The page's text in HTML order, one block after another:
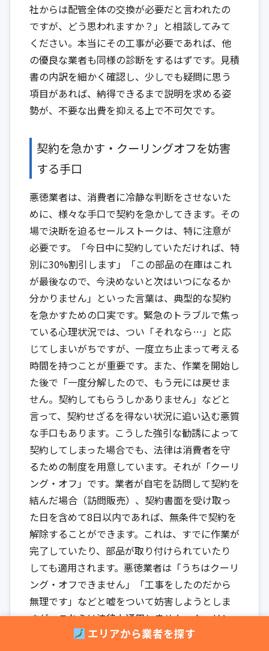
社からは配管全体の交換が必要だと言われたの
ですが、どう思われますか？」と相談してみて
ください。本当にその工事が必要であれば、他
の優良な業者も同様の診断をするはずです。見積
書の内訳を細かく確認し、少しでも疑問に思う
項目があれば、納得できるまで説明を求める姿
勢が、不要な出費を抑える上で不可欠です。
契約を急かす・クーリングオフを妨害
する手口
悪徳業者は、消費者に冷静な判断をさせないた
めに、様々な手口で契約を急かしてきます。その
場で決断を迫るセールストークは、特に注意が
必要です。「今日中に契約していただければ、特
別に30%割引します」「この部品の在庫はこれ
が最後なので、今決めないと次はいつになるか
分かりません」といった言葉は、典型的な契約
を急かすための口実です。緊急のトラブルで焦っ
ている心理状況では、つい「それなら…」と応
じてしまいがちですが、一度立ち止まって考える
時間を持つことが重要です。また、作業を開始し
た後で「一度分解したので、もう元には戻せま
せん。契約してもらうしかありません」などと
言って、契約せざるを得ない状況に追い込む悪質
な手口もあります。こうした強引な勧誘によって
契約してしまった場合でも、法律は消費者を守
るための制度を用意しています。それが「クーリ
ング・オフ」です。業者が自宅を訪問して契約を
結んだ場合（訪問販売）、契約書面を受け取っ
た日を含めて8日以内であれば、無条件で契約を
解除することができます。これは、すでに作業が
完了していたり、部品が取り付けられていたり
しても適用されます。悪徳業者は「うちはクーリ
ング・オフできません」「工事をしたのだから
無理です」などと嘘をついて妨害しようとしま
すが、これらは法律上通用しません。クーリン
グ・オフは、必ずハガキなどの書面で行い、そ
エリアから業者を探す